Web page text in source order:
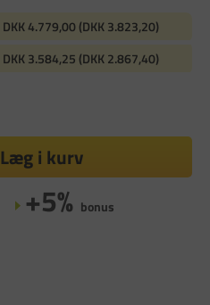
DKK 4.779,00 (DKK 3.823,20)
DKK 3.584,25 (DKK 2.867,40)
Læg i kurv
+5% bonus